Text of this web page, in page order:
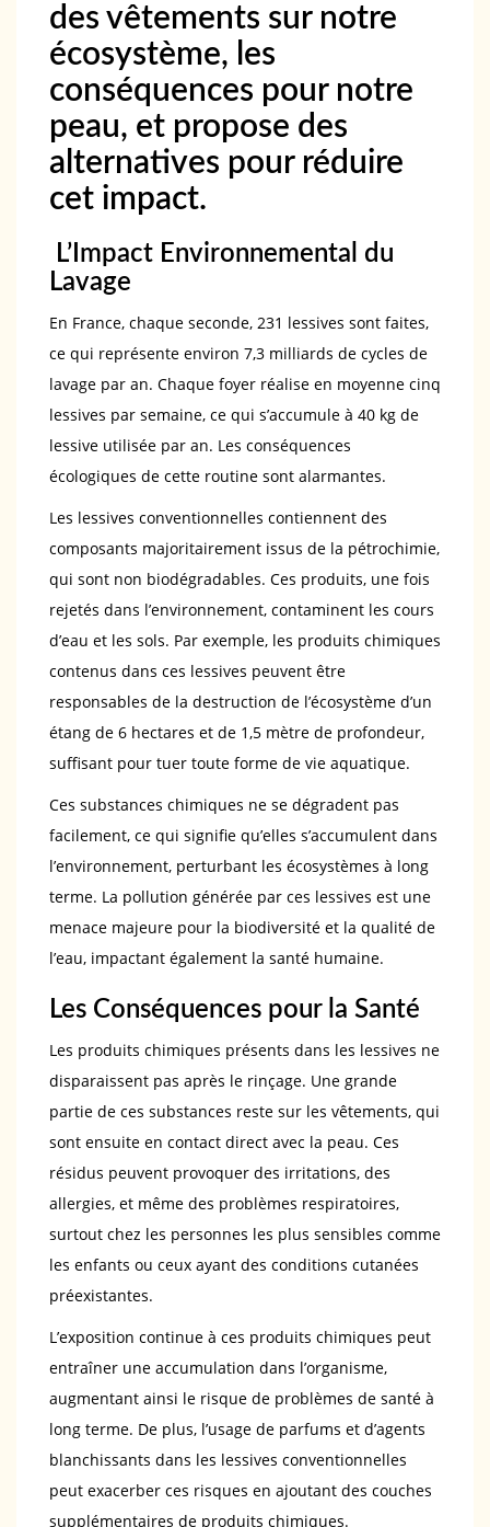
des vêtements sur notre
écosystème, les
conséquences pour notre
peau, et propose des
alternatives pour réduire
cet impact.
L’Impact Environnemental du
Lavage
En France, chaque seconde, 231 lessives sont faites,
ce qui représente environ 7,3 milliards de cycles de
lavage par an. Chaque foyer réalise en moyenne cinq
lessives par semaine, ce qui s’accumule à 40 kg de
lessive utilisée par an. Les conséquences
écologiques de cette routine sont alarmantes.
Les lessives conventionnelles contiennent des
composants majoritairement issus de la pétrochimie,
qui sont non biodégradables. Ces produits, une fois
rejetés dans l’environnement, contaminent les cours
d’eau et les sols. Par exemple, les produits chimiques
contenus dans ces lessives peuvent être
responsables de la destruction de l’écosystème d’un
étang de 6 hectares et de 1,5 mètre de profondeur,
suffisant pour tuer toute forme de vie aquatique.
Ces substances chimiques ne se dégradent pas
facilement, ce qui signifie qu’elles s’accumulent dans
l’environnement, perturbant les écosystèmes à long
terme. La pollution générée par ces lessives est une
menace majeure pour la biodiversité et la qualité de
l’eau, impactant également la santé humaine.
Les Conséquences pour la Santé
Les produits chimiques présents dans les lessives ne
disparaissent pas après le rinçage. Une grande
partie de ces substances reste sur les vêtements, qui
sont ensuite en contact direct avec la peau. Ces
résidus peuvent provoquer des irritations, des
allergies, et même des problèmes respiratoires,
surtout chez les personnes les plus sensibles comme
les enfants ou ceux ayant des conditions cutanées
préexistantes.
L’exposition continue à ces produits chimiques peut
entraîner une accumulation dans l’organisme,
augmentant ainsi le risque de problèmes de santé à
long terme. De plus, l’usage de parfums et d’agents
blanchissants dans les lessives conventionnelles
peut exacerber ces risques en ajoutant des couches
supplémentaires de produits chimiques.